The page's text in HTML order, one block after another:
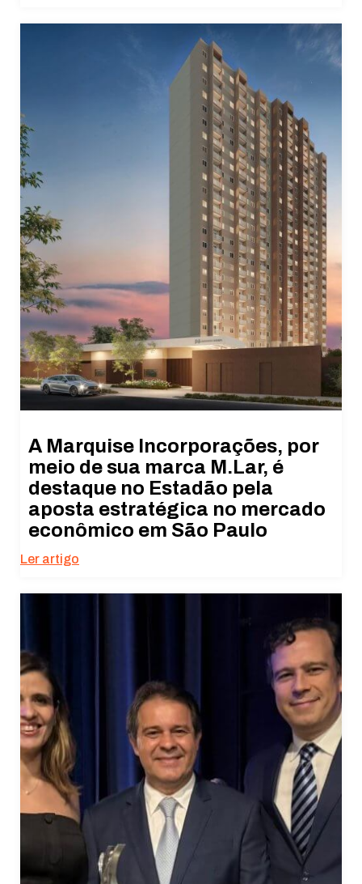
A Marquise Incorporações, por
meio de sua marca M.Lar, é
destaque no Estadão pela
aposta estratégica no mercado
econômico em São Paulo
Ler artigo